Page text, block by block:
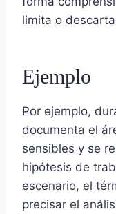
limita o
Ejemplo
Por ejemplo,
documenta el
sensibles y se
hipótesis de
escenario, el
precisar el